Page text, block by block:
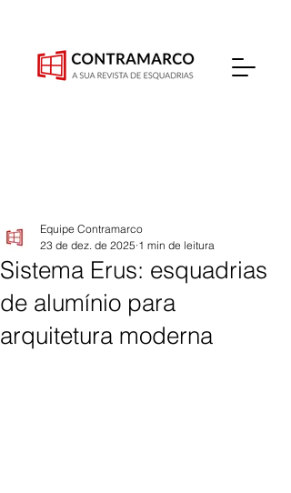
Sistema Erus: esquadrias
de alumínio para
arquitetura moderna
Equipe Contramarco
23 de dez. de 2025 1 min de leitura